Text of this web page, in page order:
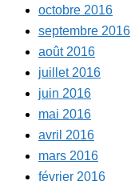
octobre 2016
septembre 2016
août 2016
juillet 2016
juin 2016
mai 2016
avril 2016
mars 2016
février 2016